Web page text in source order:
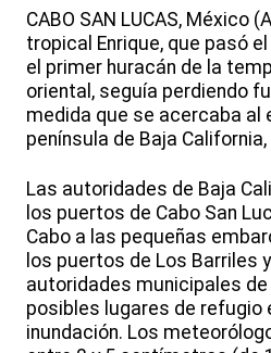
CABO SAN LUCAS, México
tropical Enrique, que pasó
el primer huracán de la
oriental, seguía perdiendo
medida que se acercaba al
península de Baja
Las autoridades de Baja
los puertos de Cabo San
Cabo a las pequeñas
los puertos de Los Barriles
autoridades municipales
posibles lugares de refugio
inundación. Los